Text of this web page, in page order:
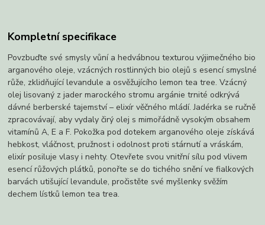
Kompletní specifikace
Povzbuďte své smysly vůní a hedvábnou texturou výjimečného bio
arganového oleje, vzácných rostlinných bio olejů s esencí smyslné
růže, zklidňující levandule a osvěžujícího lemon tea tree. Vzácný
olej lisovaný z jader marockého stromu argánie trnité odkrývá
dávné berberské tajemství – elixír věčného mládí. Jadérka se ručně
zpracovávají, aby vydaly čirý olej s mimořádně vysokým obsahem
vitamínů A, E a F. Pokožka pod dotekem arganového oleje získává
hebkost, vláčnost, pružnost i odolnost proti stárnutí a vráskám,
elixír posiluje vlasy i nehty. Otevřete svou vnitřní sílu pod vlivem
esencí růžových plátků, ponořte se do tichého snění ve fialkových
barvách utišující levandule, pročistěte své myšlenky svěžím
dechem lístků lemon tea trea.